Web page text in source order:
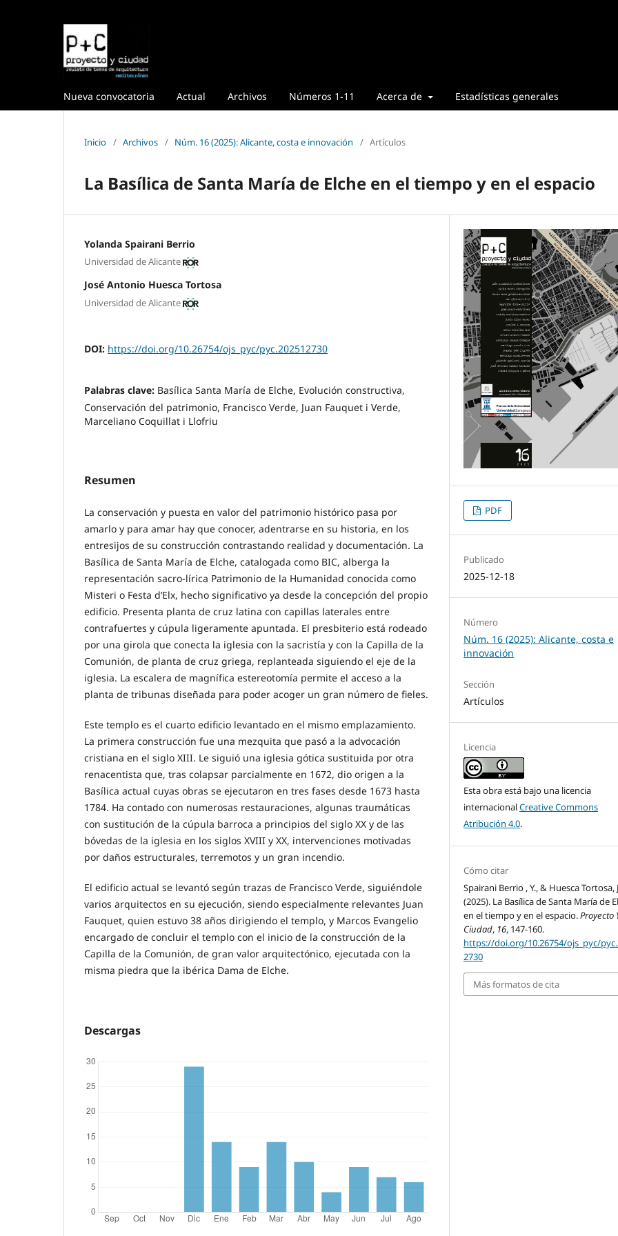
Nueva convocatoria Actual Archivos Números 1-11 Acerca de Estadísticas generales
Inicio / Archivos / Núm. 16 (2025): Alicante, costa e innovación / Artículos
La Basílica de Santa María de Elche en el tiempo y en el espacio
Yolanda Spairani Berrio
Universidad de Alicante
José Antonio Huesca Tortosa
Universidad de Alicante
DOI: https://doi.org/10.26754/ojs_pyc/pyc.202512730
Palabras clave: Basílica Santa María de Elche, Evolución constructiva,
Conservación del patrimonio, Francisco Verde, Juan Fauquet i Verde,
Marceliano Coquillat i Llofriu
Resumen
La conservación y puesta en valor del patrimonio histórico pasa por
amarlo y para amar hay que conocer, adentrarse en su historia, en los
entresijos de su construcción contrastando realidad y documentación. La
Basílica de Santa María de Elche, catalogada como BIC, alberga la
representación sacro-lírica Patrimonio de la Humanidad conocida como
Misteri o Festa d’Elx, hecho significativo ya desde la concepción del propio
edificio. Presenta planta de cruz latina con capillas laterales entre
contrafuertes y cúpula ligeramente apuntada. El presbiterio está rodeado
por una girola que conecta la iglesia con la sacristía y con la Capilla de la
Comunión, de planta de cruz griega, replanteada siguiendo el eje de la
iglesia. La escalera de magnífica estereotomía permite el acceso a la
planta de tribunas diseñada para poder acoger un gran número de fieles.
Este templo es el cuarto edificio levantado en el mismo emplazamiento.
La primera construcción fue una mezquita que pasó a la advocación
cristiana en el siglo XIII. Le siguió una iglesia gótica sustituida por otra
renacentista que, tras colapsar parcialmente en 1672, dio origen a la
Basílica actual cuyas obras se ejecutaron en tres fases desde 1673 hasta
1784. Ha contado con numerosas restauraciones, algunas traumáticas
con sustitución de la cúpula barroca a principios del siglo XX y de las
bóvedas de la iglesia en los siglos XVIII y XX, intervenciones motivadas
por daños estructurales, terremotos y un gran incendio.
El edificio actual se levantó según trazas de Francisco Verde, siguiéndole
varios arquitectos en su ejecución, siendo especialmente relevantes Juan
Fauquet, quien estuvo 38 años dirigiendo el templo, y Marcos Evangelio
encargado de concluir el templo con el inicio de la construcción de la
Capilla de la Comunión, de gran valor arquitectónico, ejecutada con la
misma piedra que la ibérica Dama de Elche.
Descargas
PDF
Publicado
2025-12-18
Número
Núm. 16 (2025): Alicante, costa e
innovación
Sección
Artículos
Licencia
Esta obra está bajo una licencia
internacionalCreative Commons
Atribución 4.0.
Cómo citar
Spairani Berrio , Y., & Huesca Tortosa,
(2025). La Basílica de Santa María de
en el tiempo y en el espacio.Proyecto
Ciudad, 16, 147-160.
https://doi.org/10.26754/ojs_pyc/
2730
Más formatos de cita